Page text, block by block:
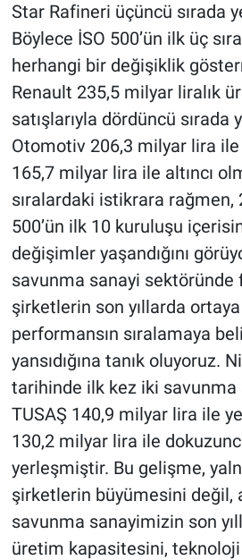
Star Rafineri üçüncü sırada
Böylece İSO 500’ün ilk üç
herhangi bir değişiklik
Renault 235,5 milyar liralık
satışlarıyla dördüncü sırada
Otomotiv 206,3 milyar lira
165,7 milyar lira ile altıncı
sıralardaki istikrara rağmen,
500’ün ilk 10 kuruluşu
değişimler yaşandığını
savunma sanayi
şirketlerin son yıllarda
performansın sıralamaya
yansıdığına tanık oluyoruz.
tarihinde ilk kez iki savunma
TUSAŞ 140,9 milyar lira ile
130,2 milyar lira ile
yerleşmiştir. Bu gelişme,
şirketlerin büyümesini değil,
savunma sanayimizin son
üretim kapasitesini,